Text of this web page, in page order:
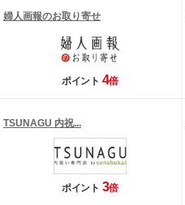
婦人画報のお取り寄せ
ポイント 4倍
TSUNAGU 内祝...
ポイント 3倍